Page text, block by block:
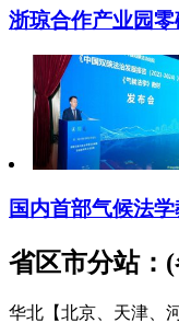
浙琼合作产业园
国内首部气候法
省区市分站：
华北【北京、天津、